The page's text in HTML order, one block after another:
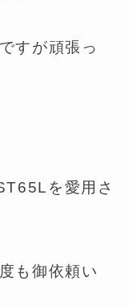
すが頑張っ
を愛用さ
も御依頼い